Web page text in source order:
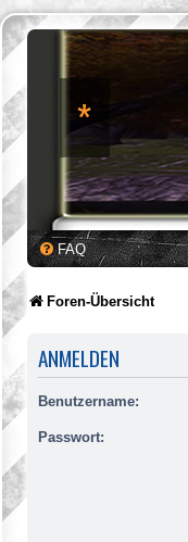
*
FAQ
Foren-Übersicht
ANMELDEN
Benutzername:
Passwort: